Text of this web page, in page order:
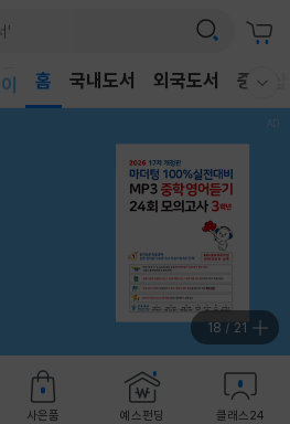
홈 국내도서 외국도서 중고샵
18 / 21
사은품 예스펀딩 클래스24